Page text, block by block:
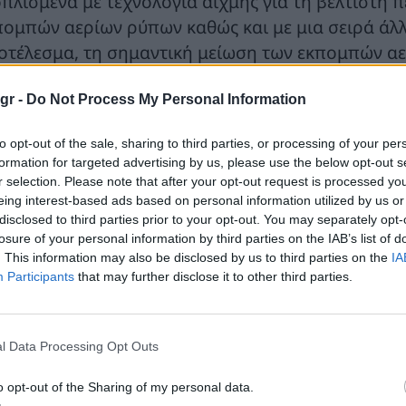
- Do Not Process My Personal Information
opt-out of the sale, sharing to third parties, or processing of your
for targeted advertising by us, please use the below opt-out
selection. Please note that after your opt-out request is processed
interest-based ads based on personal information utilized by us
to third parties prior to your opt-out. You may separately
of your personal information by third parties on the IAB’s list of
This information may also be disclosed by us to third parties on the
Participants that may further disclose it to other third parties.
Data Processing Opt Outs
opt-out of the Sharing of my personal data.
αερίων ρύπων καθώς και με μια σειρά
τη σημαντική μείωση των εκπομπών
προβλέπει τη ναυπήγηση από τη Stena
γυμνής ναύλωσης, για διάστημα 10
του 5 ουέτους ναύλωσης. Η συμφωνία
από τη Stena RoRo, για λογαριασμό
συμφωνηθείσα μακροχρόνια ναύλωση των 2
του στόλου, με τελικό σκοπό τη
την απόσυρση παλαιοτέρων μονάδων και τη
σχεδιασμός των πλοίων είναι
βάση του επιτυχημένου μοντέλου E-Flexer, με
τη δημιουργία ενός σύγχρονου και
και σύγχρονος σχεδιασμός των 2 νέων